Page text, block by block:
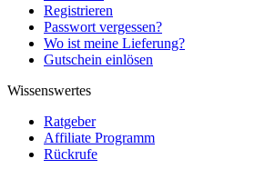
Registrieren
Passwort vergessen?
Wo ist meine Lieferung?
Gutschein einlösen
Wissenswertes
Ratgeber
Affiliate Programm
Rückrufe